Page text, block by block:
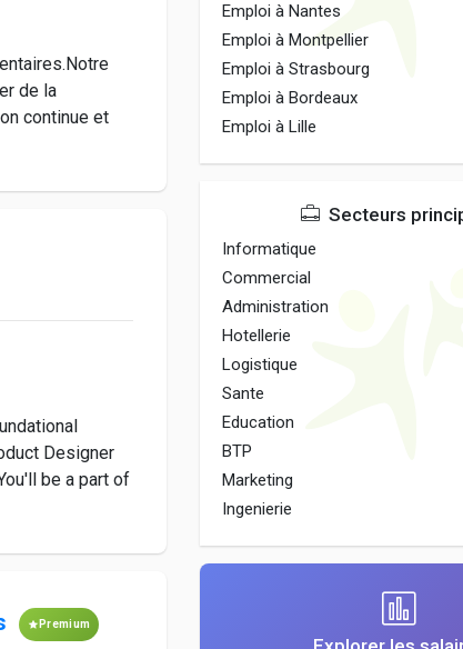
de la
continue et
Designer
be a part of
Premium
Emploi à Nantes
Emploi à Montpellier
Emploi à Strasbourg
Emploi à Bordeaux
Emploi à Lille
Secteurs
Informatique
Commercial
Administration
Hotellerie
Logistique
Sante
Education
BTP
Marketing
Ingenierie